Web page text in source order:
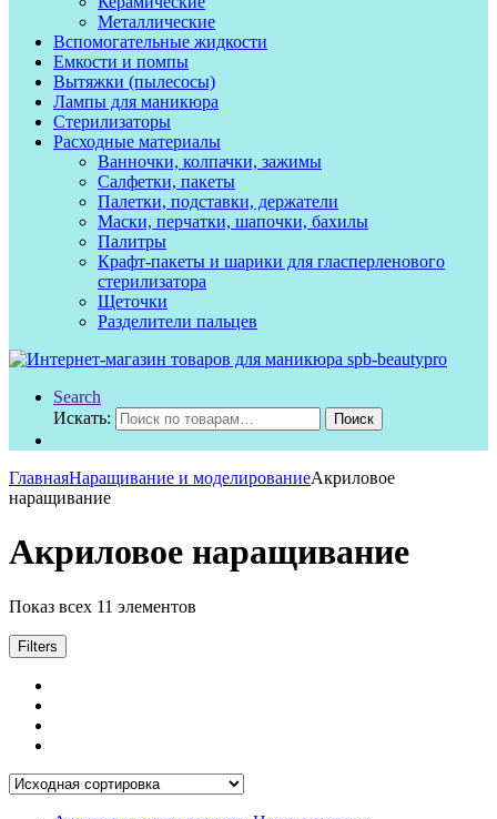
Металлические
Вспомогательные жидкости
Емкости и помпы
Вытяжки (пылесосы)
Лампы для маникюра
Стерилизаторы
Расходные материалы
Ванночки, колпачки, зажимы
Салфетки, пакеты
Палетки, подставки, держатели
Маски, перчатки, шапочки, бахилы
Палитры
Крафт-пакеты и шарики для гласперленового
стерилизатора
Щеточки
Разделители пальцев
Search
Искать:
Поиск
ГлавнаяНаращивание и моделированиеАкриловое
наращивание
Акриловое наращивание
Показ всех 11 элементов
Filters